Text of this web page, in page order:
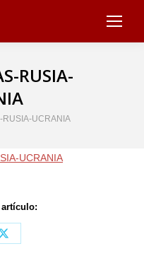
RUSIA-
RUSIA-UCRANIA
UCRANIA
Share